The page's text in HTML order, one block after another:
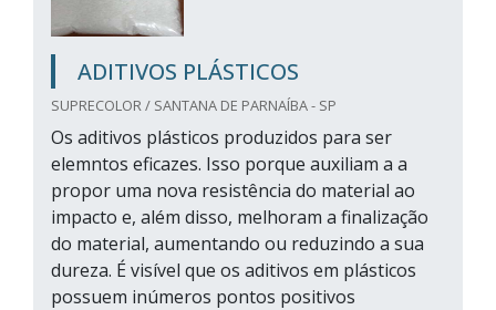
ADITIVOS PLÁSTICOS
SUPRECOLOR / SANTANA DE PARNAÍBA - SP
Os aditivos plásticos produzidos para ser
elemntos eficazes. Isso porque auxiliam a a
propor uma nova resistência do material ao
impacto e, além disso, melhoram a finalização
do material, aumentando ou reduzindo a sua
dureza. É visível que os aditivos em plásticos
possuem inúmeros pontos positivos